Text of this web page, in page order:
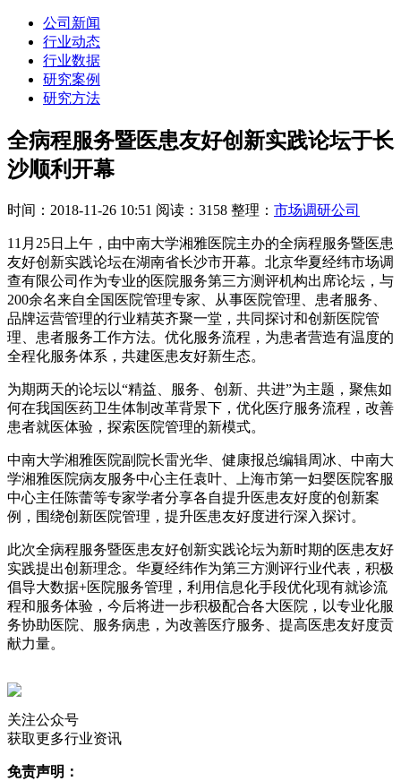
公司新闻
行业动态
行业数据
研究案例
研究方法
全病程服务暨医患友好创新实践论坛于长
沙顺利开幕
时间：2018-11-26 10:51 阅读：3158 整理： 市场调研公司
11月25日上午，由中南大学湘雅医院主办的全病程服务暨医患
友好创新实践论坛在湖南省长沙市开幕。北京华夏经纬市场调
查有限公司作为专业的医院服务第三方测评机构出席论坛，与
200余名来自全国医院管理专家、从事医院管理、患者服务、
品牌运营管理的行业精英齐聚一堂，共同探讨和创新医院管
理、患者服务工作方法。优化服务流程，为患者营造有温度的
全程化服务体系，共建医患友好新生态。
为期两天的论坛以“精益、服务、创新、共进”为主题，聚焦如
何在我国医药卫生体制改革背景下，优化医疗服务流程，改善
患者就医体验，探索医院管理的新模式。
中南大学湘雅医院副院长雷光华、健康报总编辑周冰、中南大
学湘雅医院病友服务中心主任袁叶、上海市第一妇婴医院客服
中心主任陈蕾等专家学者分享各自提升医患友好度的创新案
例，围绕创新医院管理，提升医患友好度进行深入探讨。
此次全病程服务暨医患友好创新实践论坛为新时期的医患友好
实践提出创新理念。华夏经纬作为第三方测评行业代表，积极
倡导大数据+医院服务管理，利用信息化手段优化现有就诊流
程和服务体验，今后将进一步积极配合各大医院，以专业化服
务协助医院、服务病患，为改善医疗服务、提高医患友好度贡
献力量。
关注公众号
获取更多行业资讯
免责声明：